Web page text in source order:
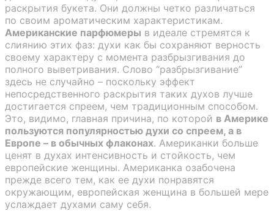
раскрытия букета. Они должны четко различаться
по своим ароматическим характеристикам.
Американские парфюмеры в идеале стремятся к
слиянию этих фаз: духи как бы сохраняют верность
своему характеру с момента разбрызгивания до
полного выветривания. Слово “разбрызгивание”
здесь не случайно – поскольку эффект
непосредственного раскрытия таких духов лучше
достигается спреем, чем традиционным способом.
Это, видимо, главная причина, по которой в Америке
пользуются популярностью духи со спреем, а в
Европе – в обычных флаконах. Американки больше
ценят в духах интенсивность и стойкость, чем
европейские женщины. Американка озабочена
прежде всего тем, как ее духи понравятся
окружающим, европейская женщина в большей мере
услаждает духами саму себя.